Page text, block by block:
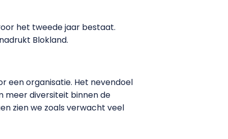
het tweede jaar bestaat.
Blokland.
een organisatie. Het nevendoel
meer diversiteit binnen de
zien we zoals verwacht veel